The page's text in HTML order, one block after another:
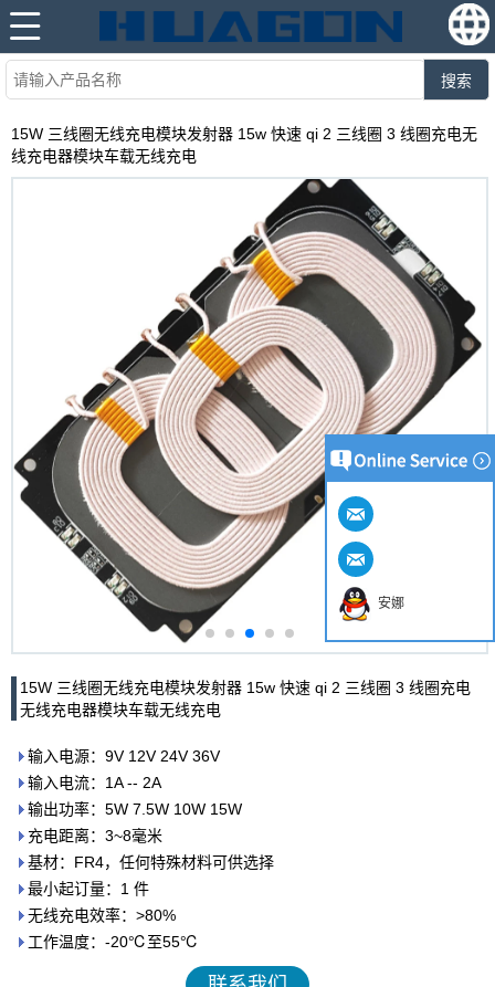
搜索
15W 三线圈无线充电模块发射器 15w 快速 qi 2 三线圈 3 线圈充电无
线充电器模块车载无线充电
15W 三线圈无线充电模块发射器 15w 快速 qi 2 三线圈 3 线圈充电
无线充电器模块车载无线充电
输入电源：9V 12V 24V 36V
输入电流：1A -- 2A
输出功率：5W 7.5W 10W 15W
充电距离：3~8毫米
基材：FR4，任何特殊材料可供选择
最小起订量：1 件
无线充电效率：>80%
工作温度：-20℃至55℃
安娜